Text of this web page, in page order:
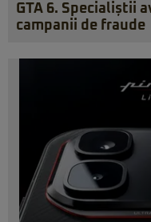
GTA 6. Specialiștii
campanii de fraude